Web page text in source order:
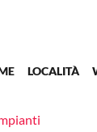
navigation
LOCALITÀ